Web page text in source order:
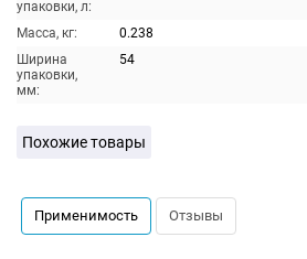
упаковки, л:
Масса, кг:
0.238
Ширина
упаковки,
мм:
54
Похожие товары
Применимость Отзывы